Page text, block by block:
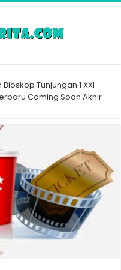
Tunjungan 1 XXI
Coming Soon Akhir